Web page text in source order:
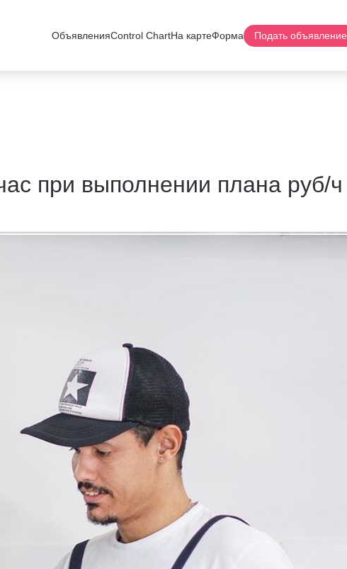
ОбъявленияControl ChartНа картеФорма Подать объявление
при выполнении плана руб/ч